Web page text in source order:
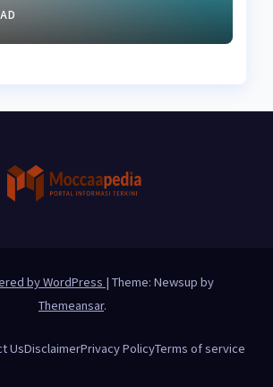
by WordPress | Theme: Newsup by
Themeansar.
UsDisclaimerPrivacy PolicyTerms of service